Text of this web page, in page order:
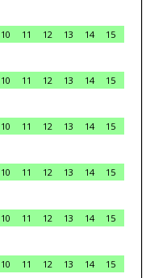
10 11 12 13 14
15
10 11 12 13 14
15
10 11 12 13 14
15
10 11 12 13 14
15
10 11 12 13 14
15
10 11 12 13 14
15